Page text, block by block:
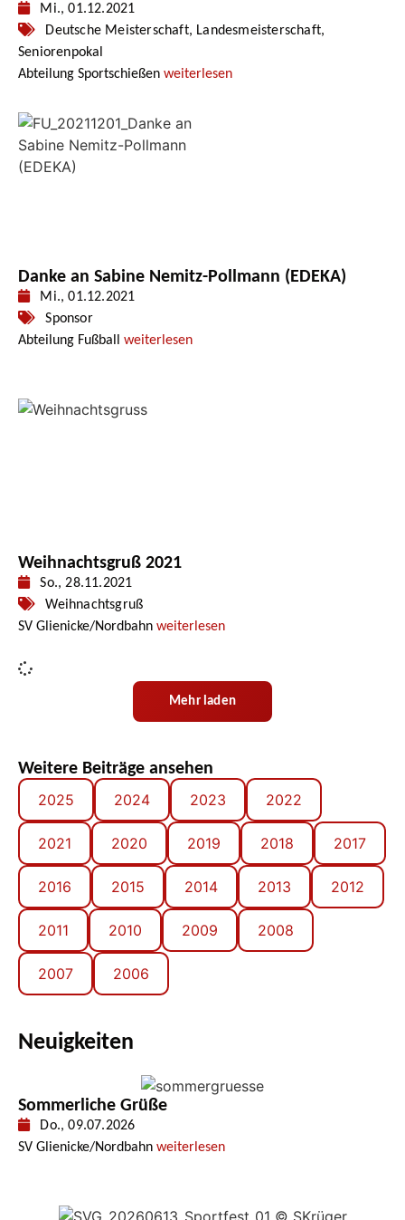
Mi., 01.12.2021
Deutsche Meisterschaft, Landesmeisterschaft,
Seniorenpokal
Abteilung Sportschießen weiterlesen
Danke an Sabine Nemitz-Pollmann (EDEKA)
Mi., 01.12.2021
Sponsor
Abteilung Fußball weiterlesen
Weihnachtsgruß 2021
So., 28.11.2021
Weihnachtsgruß
SV Glienicke/Nordbahn weiterlesen
Mehr laden
Weitere Beiträge ansehen
2025
2024 2023 2022
2021 2020 2019 2018 2017
2016 2015 2014 2013 2012
2011 2010 2009 2008
2007 2006
Neuigkeiten
Sommerliche Grüße
Do., 09.07.2026
SV Glienicke/Nordbahn weiterlesen